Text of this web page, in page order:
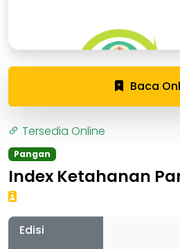
Baca
Tersedia Online
Pangan
Index Ketahanan
Edisi